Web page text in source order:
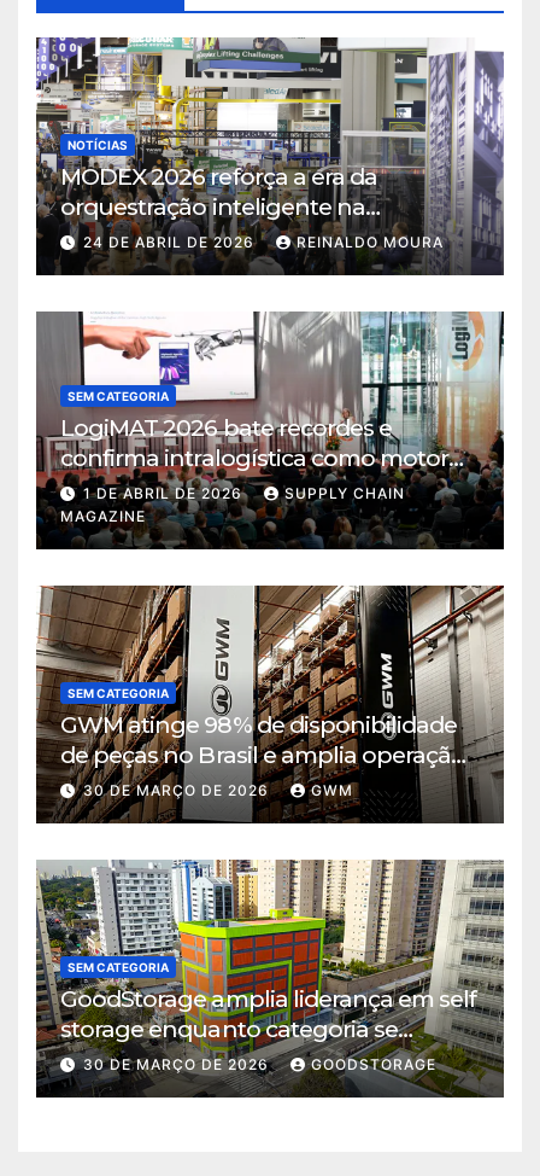
NOTÍCIAS
MODEX 2026 reforça a era da
orquestração inteligente na
intralogística
24 DE ABRIL DE 2026 REINALDO MOURA
SEM CATEGORIA
LogiMAT 2026 bate recordes e
confirma intralogística como motor
de decisão em tempos de incerteza
1 DE ABRIL DE 2026
SUPPLY CHAIN
MAGAZINE
SEM CATEGORIA
GWM atinge 98% de disponibilidade
de peças no Brasil e amplia operação
logística em Cajamar
30 DE MARÇO DE 2026 GWM
SEM CATEGORIA
GoodStorage amplia liderança em self
storage enquanto categoria se
consolida em São Paulo
30 DE MARÇO DE 2026 GOODSTORAGE